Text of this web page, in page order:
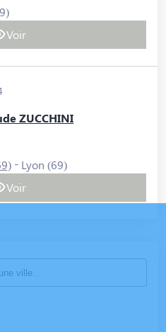
Voir
ZUCCHINI
- Lyon (69)
Voir